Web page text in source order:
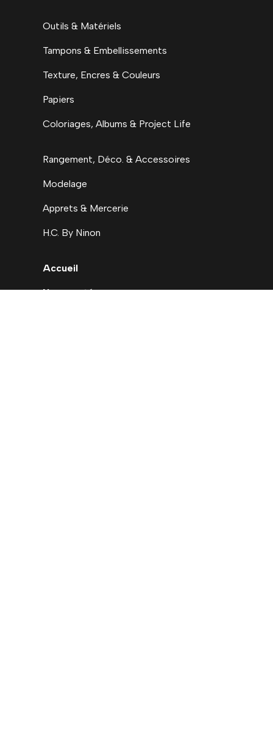
Outils & Matériels
Tampons & Embellissements
Texture, Encres & Couleurs
Papiers
Coloriages, Albums & Project Life
Rangement, Déco. & Accessoires
Modelage
Apprets & Mercerie
H.C. By Ninon
Accueil
Nouveautés